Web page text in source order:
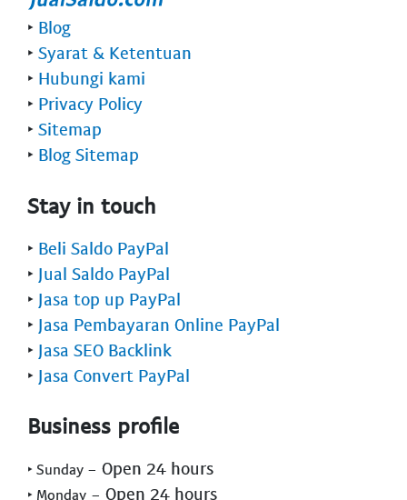
‣ Blog
‣ Syarat & Ketentuan
‣ Hubungi kami
‣ Privacy Policy
‣ Sitemap
‣ Blog Sitemap
Stay in touch
‣ Beli Saldo PayPal
‣ Jual Saldo PayPal
‣ Jasa top up PayPal
‣ Jasa Pembayaran Online PayPal
‣ Jasa SEO Backlink
‣ Jasa Convert PayPal
Business profile
‣ Sunday - Open 24 hours
‣ Monday - Open 24 hours